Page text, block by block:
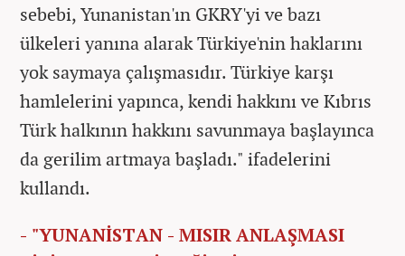
sebebi, Yunanistan'ın GKRY'yi ve bazı
ülkeleri yanına alarak Türkiye'nin haklarını
yok saymaya çalışmasıdır. Türkiye karşı
hamlelerini yapınca, kendi hakkını ve Kıbrıs
Türk halkının hakkını savunmaya başlayınca
da gerilim artmaya başladı." ifadelerini
kullandı.
- "YUNANİSTAN - MISIR ANLAŞMASI